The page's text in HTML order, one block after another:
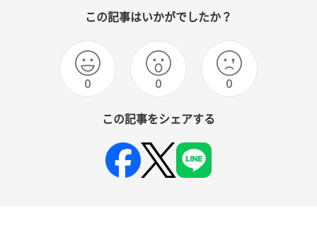
この記事はいかがでしたか？
0 0 0
この記事をシェアする